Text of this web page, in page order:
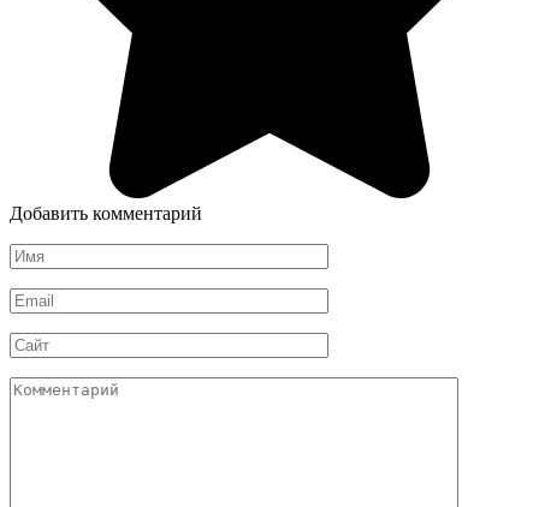
Добавить комментарий
Имя
*
Email
*
Сайт
Комментарий